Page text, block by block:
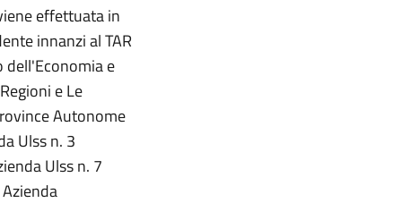
effettuata in
innanzi al TAR
dell'Economia e
e Le
Autonome
Ulss n. 3
Ulss n. 7